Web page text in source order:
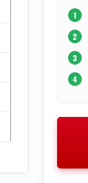
1
2
3
4